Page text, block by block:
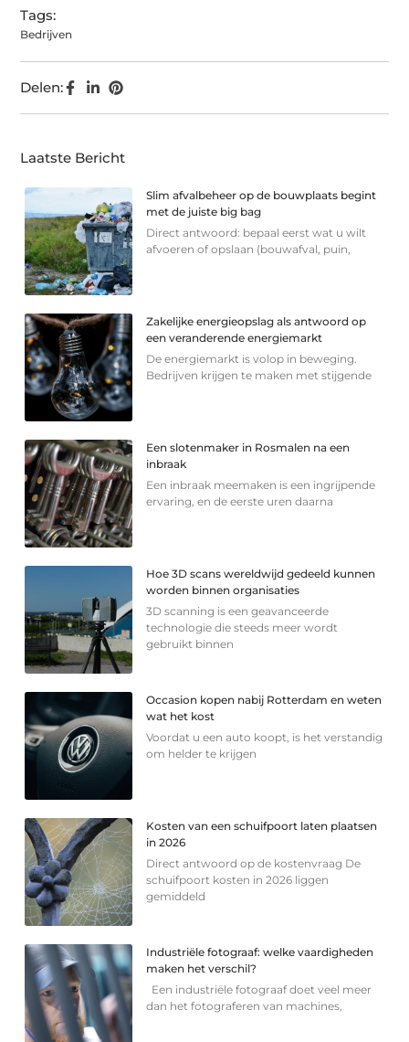
Tags:
Bedrijven
Delen:
Laatste Bericht
Slim afvalbeheer op de bouwplaats begint
met de juiste big bag
Direct antwoord: bepaal eerst wat u wilt
afvoeren of opslaan (bouwafval, puin,
Zakelijke energieopslag als antwoord op
een veranderende energiemarkt
De energiemarkt is volop in beweging.
Bedrijven krijgen te maken met stijgende
Een slotenmaker in Rosmalen na een
inbraak
Een inbraak meemaken is een ingrijpende
ervaring, en de eerste uren daarna
Hoe 3D scans wereldwijd gedeeld kunnen
worden binnen organisaties
3D scanning is een geavanceerde
technologie die steeds meer wordt
gebruikt binnen
Occasion kopen nabij Rotterdam en weten
wat het kost
Voordat u een auto koopt, is het verstandig
om helder te krijgen
Kosten van een schuifpoort laten plaatsen
in 2026
Direct antwoord op de kostenvraag De
schuifpoort kosten in 2026 liggen
gemiddeld
Industriële fotograaf: welke vaardigheden
maken het verschil?
Een industriële fotograaf doet veel meer
dan het fotograferen van machines,